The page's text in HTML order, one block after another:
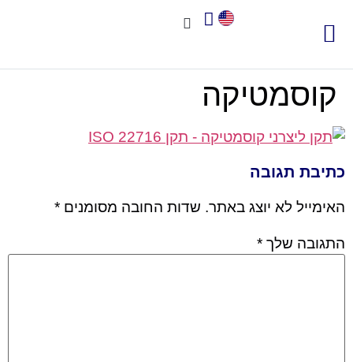
קוסמטיקה
כתיבת תגובה
האימייל לא יוצג באתר. שדות החובה מסומנים *
התגובה שלך *